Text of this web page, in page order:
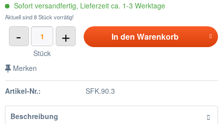
Sofort versandfertig, Lieferzeit ca. 1-3 Werktage
Aktuell sind 8 Stück vorrätig!
- +
Stück
In den Warenkorb
Merken
Artikel-Nr.: SFK.90.3
Beschreibung